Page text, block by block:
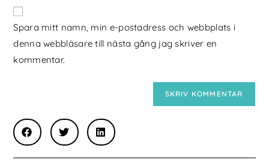
Spara mitt namn, min e-postadress och webbplats i
denna webbläsare till nästa gång jag skriver en
kommentar.